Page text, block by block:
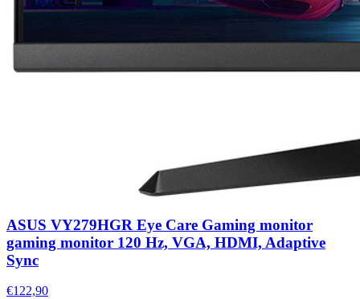
ASUS VY279HGR Eye Care Gaming monitor
gaming monitor 120 Hz, VGA, HDMI, Adaptive
Sync
€122,90